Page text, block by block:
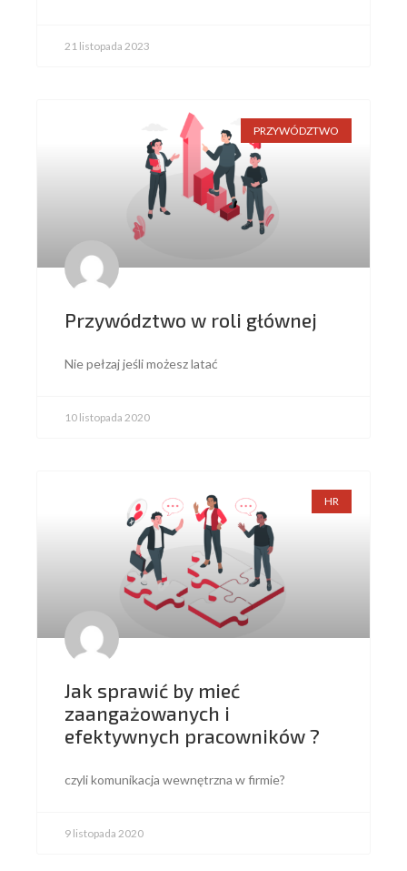
21 listopada 2023
PRZYWÓDZTWO
Przywództwo w roli głównej
Nie pełzaj jeśli możesz latać
10 listopada 2020
HR
Jak sprawić by mieć
zaangażowanych i
efektywnych pracowników ?
czyli komunikacja wewnętrzna w firmie?
9 listopada 2020